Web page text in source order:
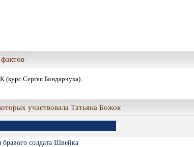
(курс Сергея Бондарчука).
участвовала Татьяна Божок
бравого солдата Швейка